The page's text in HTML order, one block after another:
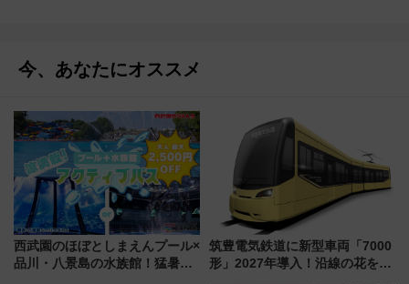
今、あなたにオススメ
西武園のほぼとしまえんプール×
品川・八景島の水族館！猛暑を
筑豊電気鉄道に新型車両「7000
形」2027年導入！沿線の花をイ